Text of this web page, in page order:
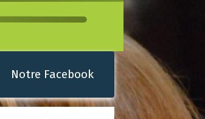
Notre Facebook